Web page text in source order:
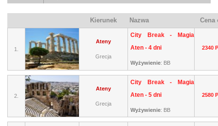
Kierunek Nazwa Cena
1.
Ateny
Grecja
City Break - Magia
Aten - 4 dni
Wyżywienie: BB
2340
2.
Ateny
Grecja
City Break - Magia
Aten - 5 dni
Wyżywienie: BB
2580